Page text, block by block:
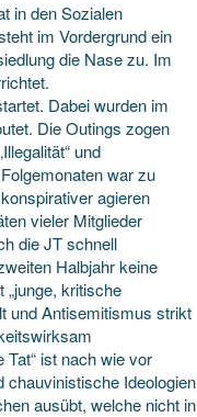
in den Sozialen
im Vordergrund ein
die Nase zu. Im
Dabei wurden im
Die Outings zogen
und
war zu
agieren
vieler Mitglieder
die JT schnell
Halbjahr keine
kritische
und Antisemitismus strikt
ist nach wie vor
Ideologien
ausübt, welche nicht in